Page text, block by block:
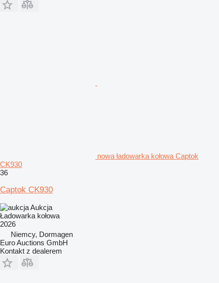
nowa ładowarka kołowa Captok
CK930
36
Captok CK930
Aukcja
Ładowarka kołowa
2026
Niemcy, Dormagen
Euro Auctions GmbH
Kontakt z dealerem